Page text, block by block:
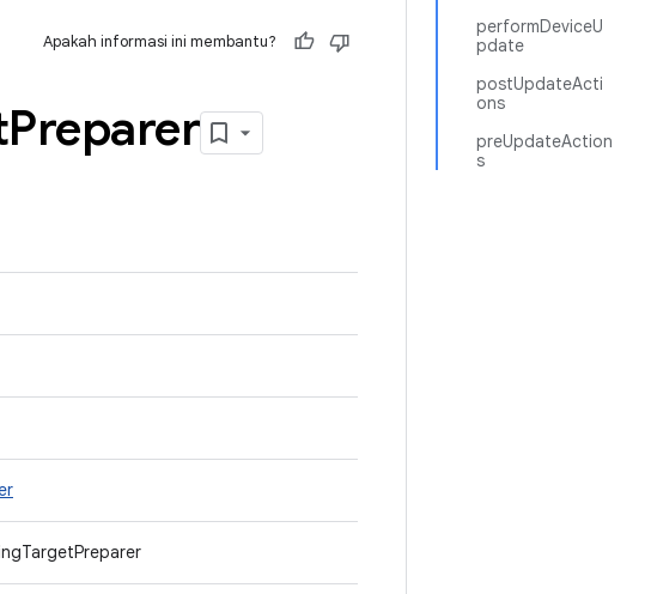
performDeviceU
pdate
postUpdateActi
ons
preUpdateAction
s
Apakah informasi ini membantu?
Preparer